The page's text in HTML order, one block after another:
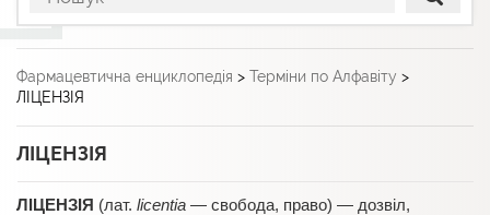
Фармацевтична енциклопедія > Терміни по Алфавіту >
ЛІЦЕНЗІЯ
ЛІЦЕНЗІЯ
ЛІЦЕНЗІЯ (лат. licentia — свобода, право) — дозвіл,